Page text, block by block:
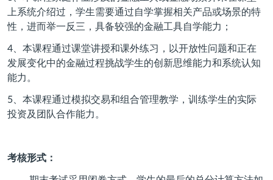
上系统介绍过，学生需要通过自学掌握相关产品或场景的特
性，进而举一反三，具备较强的金融工具自学能力；
4 、本课程通过课堂讲授和课外练习，以开放性问题和正在
发展变化中的金融过程挑战学生的创新思维能力和系统认知
能力。
5 、本课程通过模拟交易和组合管理教学，训练学生的实际
投资及团队合作能力。
考核形式：